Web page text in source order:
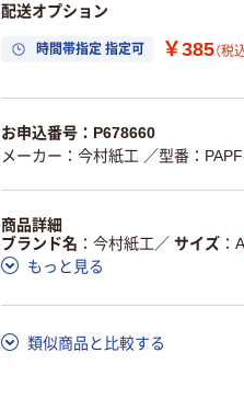
配送オプション
時間帯指定 指定可 ￥385（税
お申込番号：P678660
メーカー：今村紙工 ／型番：
商品詳細
ブランド名
今村紙工 ／ サイズ
もっと見る
類似商品と比較する